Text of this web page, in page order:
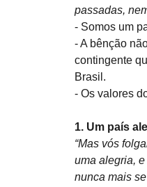
passadas,
- Somos um
- A bênção
contingente
Brasil.
- Os valores
1. Um país
“Mas vós
uma alegria,
nunca mais